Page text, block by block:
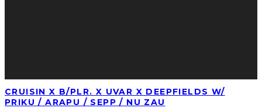
CRUISIN X B/PLR. X UVAR X DEEPFIELDS W/
PRIKU / ARAPU / SEPP / NU ZAU